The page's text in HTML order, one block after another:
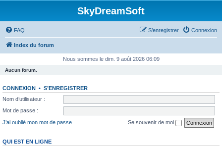
SkyDreamSoft
FAQ Connexion
S’enregistrer
Index du forum
Nous sommes le dim. 9 août 2026 06:09
Aucun forum.
CONNEXION • S’ENREGISTRER
Nom d’utilisateur :
Mot de passe :
J’ai oublié mon mot de passe
Se souvenir de moi
QUI EST EN LIGNE